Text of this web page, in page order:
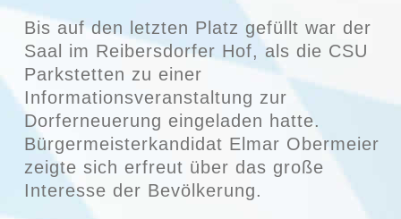
Bis auf den letzten Platz gefüllt war der
Saal im Reibersdorfer Hof, als die CSU
Parkstetten zu einer
Informationsveranstaltung zur
Dorferneuerung eingeladen hatte.
Bürgermeisterkandidat Elmar Obermeier
zeigte sich erfreut über das große
Interesse der Bevölkerung.